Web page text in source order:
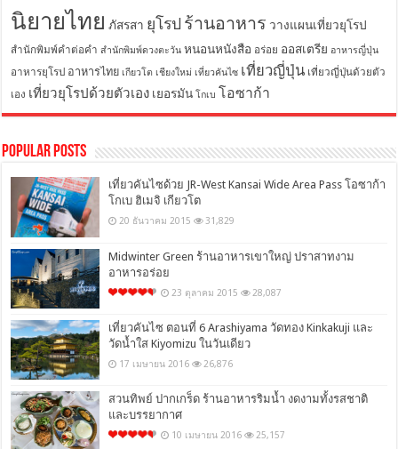
นิยายไทย ภัสรสา ยุโรป ร้านอาหาร วางแผนเที่ยวยุโรป
สำนักพิมพ์คำต่อคำ สำนักพิมพ์ดวงตะวัน หนอนหนังสือ อร่อย ออสเตรีย อาหารญี่ปุ่น
อาหารยุโรป อาหารไทย เกียวโต เชียงใหม่ เที่ยวคันไซ เที่ยวญี่ปุ่น เที่ยวญี่ปุ่นด้วยตัว
เอง เที่ยวยุโรปด้วยตัวเอง เยอรมัน โกเบ โอซาก้า
Popular Posts
เที่ยวคันไซด้วย JR-West Kansai Wide Area Pass โอซาก้า
โกเบ ฮิเมจิ เกียวโต
20 ธันวาคม 2015 31,829
Midwinter Green ร้านอาหารเขาใหญ่ ปราสาทงาม
อาหารอร่อย
23 ตุลาคม 2015 28,087
เที่ยวคันไซ ตอนที่ 6 Arashiyama วัดทอง Kinkakuji และ
วัดน้ำใส Kiyomizu ในวันเดียว
17 เมษายน 2016 26,876
สวนทิพย์ ปากเกร็ด ร้านอาหารริมน้ำ งดงามทั้งรสชาติ
และบรรยากาศ
10 เมษายน 2016 25,157